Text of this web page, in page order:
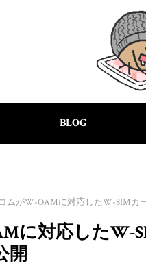
BLOG
ムがW-OAMに対応したW-SIMカ
に対応したW-
開